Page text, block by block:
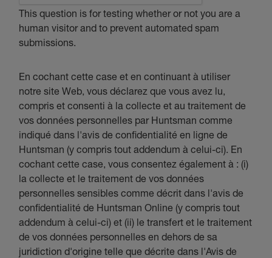
This question is for testing whether or not you are a
human visitor and to prevent automated spam
submissions.
En cochant cette case et en continuant à utiliser
notre site Web, vous déclarez que vous avez lu,
compris et consenti à la collecte et au traitement de
vos données personnelles par Huntsman comme
indiqué dans l'avis de confidentialité en ligne de
Huntsman (y compris tout addendum à celui-ci). En
cochant cette case, vous consentez également à : (i)
la collecte et le traitement de vos données
personnelles sensibles comme décrit dans l'avis de
confidentialité de Huntsman Online (y compris tout
addendum à celui-ci) et (ii) le transfert et le traitement
de vos données personnelles en dehors de sa
juridiction d'origine telle que décrite dans l'Avis de